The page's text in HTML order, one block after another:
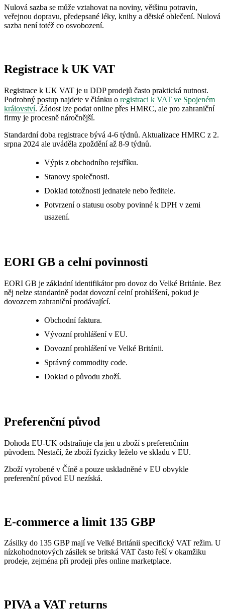
Nulová sazba se může vztahovat na noviny, většinu potravin,
veřejnou dopravu, předepsané léky, knihy a dětské oblečení. Nulová
sazba není totéž co osvobození.
Registrace k UK VAT
Registrace k UK VAT je u DDP prodejů často praktická nutnost.
Podrobný postup najdete v článku o registraci k VAT ve Spojeném
království. Žádost lze podat online přes HMRC, ale pro zahraniční
firmy je procesně náročnější.
Standardní doba registrace bývá 4-6 týdnů. Aktualizace HMRC z 2.
srpna 2024 ale uváděla zpoždění až 8-9 týdnů.
Výpis z obchodního rejstříku.
Stanovy společnosti.
Doklad totožnosti jednatele nebo ředitele.
Potvrzení o statusu osoby povinné k DPH v zemi
usazení.
EORI GB a celní povinnosti
EORI GB je základní identifikátor pro dovoz do Velké Británie. Bez
něj nelze standardně podat dovozní celní prohlášení, pokud je
dovozcem zahraniční prodávající.
Obchodní faktura.
Vývozní prohlášení v EU.
Dovozní prohlášení ve Velké Británii.
Správný commodity code.
Doklad o původu zboží.
Preferenční původ
Dohoda EU-UK odstraňuje cla jen u zboží s preferenčním
původem. Nestačí, že zboží fyzicky leželo ve skladu v EU.
Zboží vyrobené v Číně a pouze uskladněné v EU obvykle
preferenční původ EU nezíská.
E-commerce a limit 135 GBP
Zásilky do 135 GBP mají ve Velké Británii specifický VAT režim. U
nízkohodnotových zásilek se britská VAT často řeší v okamžiku
prodeje, zejména při prodeji přes online marketplace.
PIVA a VAT returns